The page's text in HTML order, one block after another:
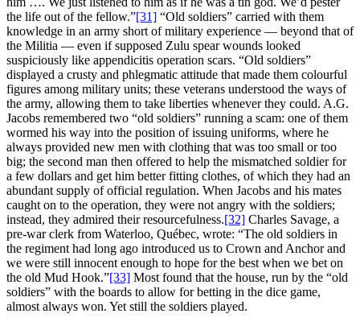
the life out of the fellow.”[31] “Old soldiers” carried with them
knowledge in an army short of military experience — beyond that of
the Militia — even if supposed Zulu spear wounds looked
suspiciously like appendicitis operation scars. “Old soldiers”
displayed a crusty and phlegmatic attitude that made them colourful
figures among military units; these veterans understood the ways of
the army, allowing them to take liberties whenever they could. A.G.
Jacobs remembered two “old soldiers” running a scam: one of them
wormed his way into the position of issuing uniforms, where he
always provided new men with clothing that was too small or too
big; the second man then offered to help the mismatched soldier for
a few dollars and get him better fitting clothes, of which they had an
abundant supply of official regulation. When Jacobs and his mates
caught on to the operation, they were not angry with the soldiers;
instead, they admired their resourcefulness.[32] Charles Savage, a
pre-war clerk from Waterloo, Québec, wrote: “The old soldiers in
the regiment had long ago introduced us to Crown and Anchor and
we were still innocent enough to hope for the best when we bet on
the old Mud Hook.”[33] Most found that the house, run by the “old
soldiers” with the boards to allow for betting in the dice game,
almost always won. Yet still the soldiers played.